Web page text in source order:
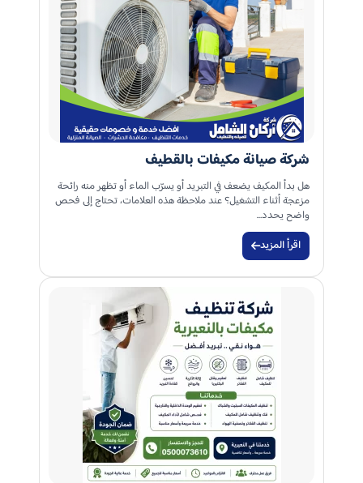
شركة صيانة مكيفات بالقطيف
هل بدأ المكيف يضعف في التبريد أو يسرّب الماء أو تظهر منه رائحة
مزعجة أثناء التشغيل؟ عند ملاحظة هذه العلامات، تحتاج إلى فحص
واضح يحدد…
اقرأ المزيد